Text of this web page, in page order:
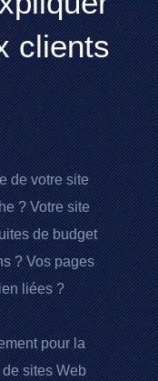
clients
de votre site
? Votre site
de budget
? Vos pages
liées ?
pour la
sites Web